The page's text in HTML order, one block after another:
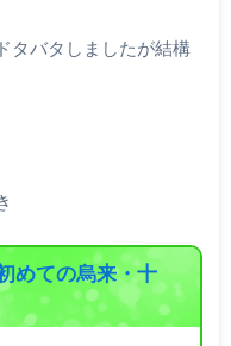
タバタしましたが結構
めての烏来・十